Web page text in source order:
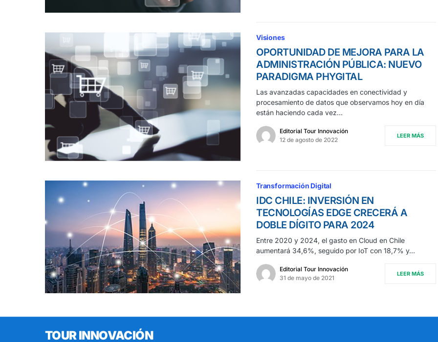
Visiones
OPORTUNIDAD DE MEJORA PARA LA
ADMINISTRACIÓN PÚBLICA: NUEVO
PARADIGMA PHYGITAL
Las avanzadas capacidades en conectividad y
procesamiento de datos que observamos hoy en día
están haciendo cada vez…
Editorial Tour Innovación
12 de agosto de 2022
LEER MÁS
Transformación Digital
IDC CHILE: INVERSIÓN EN
TECNOLOGÍAS EDGE CRECERÁ A
DOBLE DÍGITO PARA 2024
Entre 2020 y 2024, el gasto en Cloud en Chile
aumentará 34,6%, seguido por IoT con 18,7% y…
Editorial Tour Innovación
31 de mayo de 2021
LEER MÁS
TOUR INNOVACIÓN